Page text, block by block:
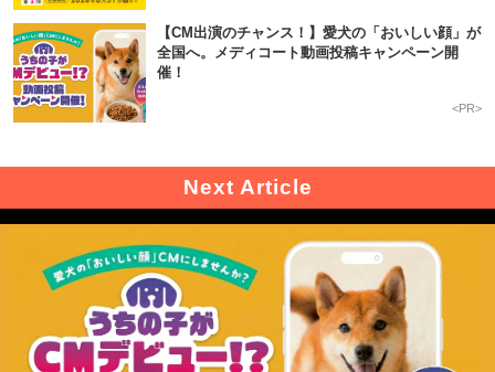
【CM出演のチャンス！】愛犬の「おいしい顔」が
全国へ。メディコート動画投稿キャンペーン開
催！
<PR>